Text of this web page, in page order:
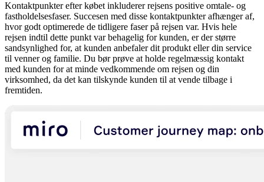
Kontaktpunkter efter købet inkluderer rejsens positive omtale- og
fastholdelsesfaser. Succesen med disse kontaktpunkter afhænger af,
hvor godt optimerede de tidligere faser på rejsen var. Hvis hele
rejsen indtil dette punkt var behagelig for kunden, er der større
sandsynlighed for, at kunden anbefaler dit produkt eller din service
til venner og familie. Du bør prøve at holde regelmæssig kontakt
med kunden for at minde vedkommende om rejsen og din
virksomhed, da det kan tilskynde kunden til at vende tilbage i
fremtiden. ​